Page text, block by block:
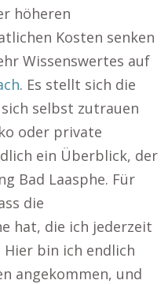
höheren
Kosten senken
Wissenswertes auf
. Es stellt sich die
selbst zutrauen
oder private
ein Überblick, der
Bad Laasphe. Für
die
hat, die ich jederzeit
bin ich endlich
angekommen, und